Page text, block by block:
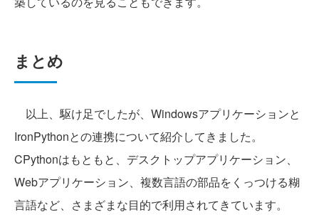
まとめ
以上、駆け足でしたが、Windowsアプリケーションと
IronPythonとの連携について紹介してきました。
CPythonはもともと、デスクトップアプリケーション、
Webアプリケーション、複数言語の部品をくっつける糊
言語など、さまざまな目的で利用されてきています。